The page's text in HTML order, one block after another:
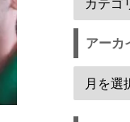
アーカ